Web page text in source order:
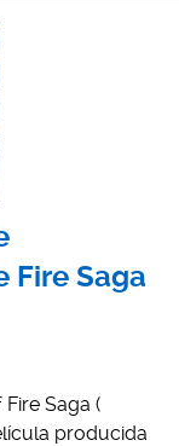
Fire Saga
Saga (
producida